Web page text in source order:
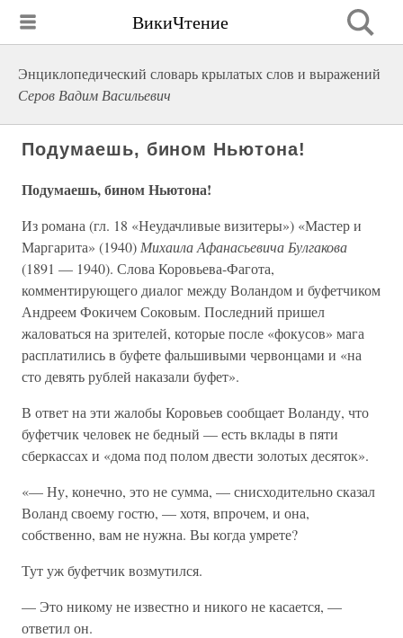
ВикиЧтение
Энциклопедический словарь крылатых слов и выражений
Серов Вадим Васильевич
Подумаешь, бином Ньютона!
Подумаешь, бином Ньютона!
Из романа (гл. 18 «Неудачливые визитеры») «Мастер и
Маргарита» (1940) Михаила Афанасьевича Булгакова
(1891 — 1940). Слова Коровьева-Фагота,
комментирующего диалог между Воландом и буфетчиком
Андреем Фокичем Соковым. Последний пришел
жаловаться на зрителей, которые после «фокусов» мага
расплатились в буфете фальшивыми червонцами и «на
сто девять рублей наказали буфет».
В ответ на эти жалобы Коровьев сообщает Воланду, что
буфетчик человек не бедный — есть вклады в пяти
сберкассах и «дома под полом двести золотых десяток».
«— Ну, конечно, это не сумма, — снисходительно сказал
Воланд своему гостю, — хотя, впрочем, и она,
собственно, вам не нужна. Вы когда умрете?
Тут уж буфетчик возмутился.
— Это никому не известно и никого не касается, —
ответил он.